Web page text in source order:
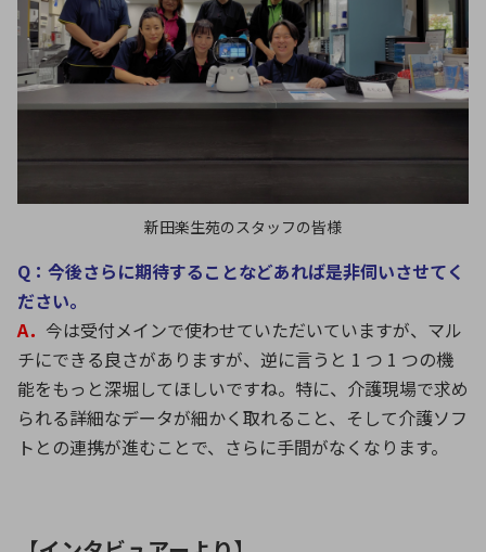
新田楽生苑のスタッフの皆様
Q：今後さらに期待することなどあれば是非伺いさせてく
ださい。
A． 今は受付メインで使わせていただいていますが、マル
チにできる良さがありますが、逆に言うと 1 つ 1 つの機
能をもっと深堀してほしいですね。特に、介護現場で求め
られる詳細なデータが細かく取れること、そして介護ソフ
トとの連携が進むことで、さらに手間がなくなります。